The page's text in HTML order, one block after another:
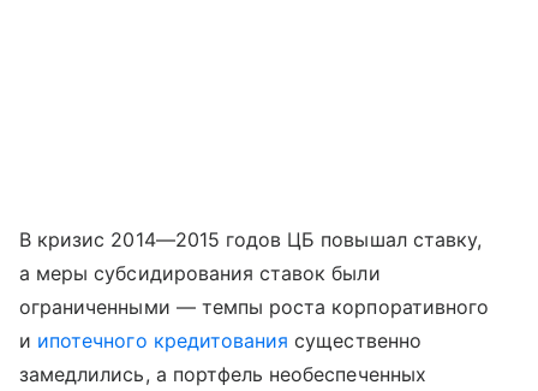
В кризис 2014—2015 годов ЦБ повышал ставку,
а меры субсидирования ставок были
ограниченными — темпы роста корпоративного
и ипотечного кредитования существенно
замедлились, а портфель необеспеченных